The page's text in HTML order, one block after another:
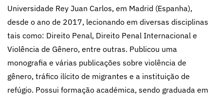
Universidade Rey Juan Carlos, em Madrid (Espanha),
desde o ano de 2017, lecionando em diversas disciplinas
tais como: Direito Penal, Direito Penal Internacional e
Violência de Gênero, entre outras. Publicou uma
monografia e várias publicações sobre violência de
gênero, tráfico ilícito de migrantes e a instituição de
refúgio. Possui formação académica, sendo graduada em